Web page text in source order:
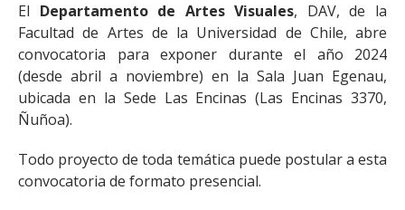
El Departamento de Artes Visuales, DAV, de la
Facultad de Artes de la Universidad de Chile, abre
convocatoria para exponer durante el año 2024
(desde abril a noviembre) en la Sala Juan Egenau,
ubicada en la Sede Las Encinas (Las Encinas 3370,
Ñuñoa).
Todo proyecto de toda temática puede postular a esta
convocatoria de formato presencial.